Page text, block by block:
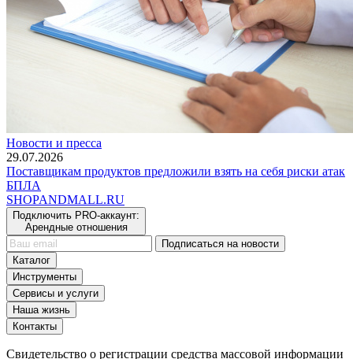
Новости и пресса
29.07.2026
Поставщикам продуктов предложили взять на себя риски атак
БПЛА
SHOPANDMALL.RU
Подключить PRO-аккаунт:
Арендные отношения
Подписаться на новости
Каталог
Инструменты
Сервисы и услуги
Наша жизнь
Контакты
Свидетельство о регистрации средства массовой информации